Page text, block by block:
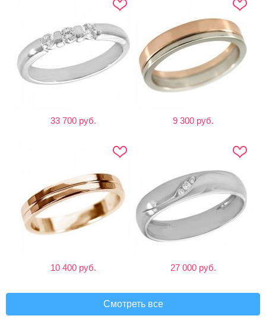
33 700 руб. 9 300 руб.
10 400 руб. 27 000 руб.
Смотреть все